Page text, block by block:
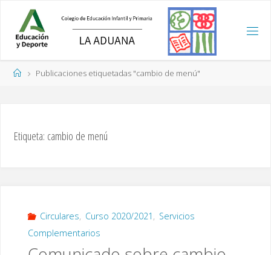
contenido
PáginaPublicaciones etiquetadas "cambio de menú"
Etiqueta: cambio de menú
Circulares, Curso 2020/2021 , Servicios
Complementarios